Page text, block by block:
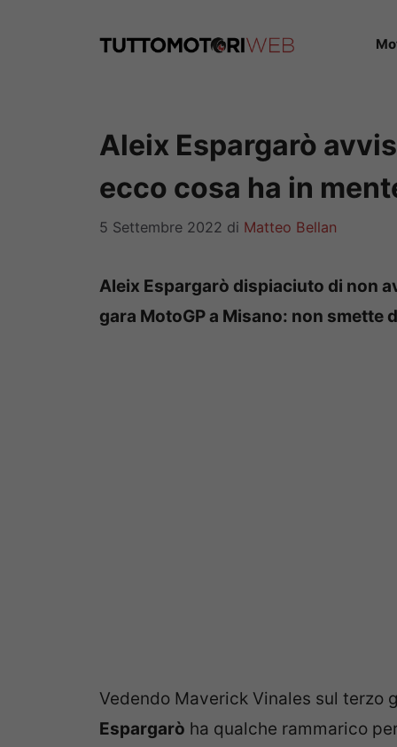
Aleix Espargarò
ecco cosa ha in
5 Settembre 2022 di Matteo Bellan
Aleix Espargarò dispiaciuto di non
gara MotoGP a Misano: non smette
Vedendo Maverick Vinales sul terzo
Espargarò ha qualche rammarico